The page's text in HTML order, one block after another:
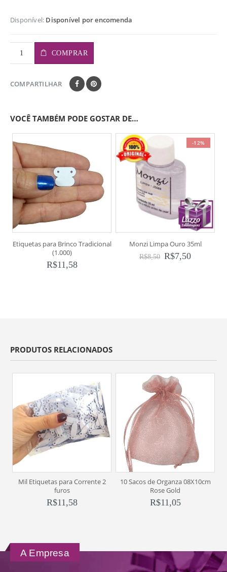
Disponível: Disponível por encomenda
COMPRAR
COMPARTILHAR
VOCÊ TAMBÉM PODE GOSTAR DE…
Etiquetas para Brinco Tradicional
(1.000)
R$11,58
-12%
Monzi Limpa Ouro 35ml
R$8,50 R$7,50
PRODUTOS RELACIONADOS
Mil Etiquetas para Corrente 2
furos
R$11,58
10 Sacos de Organza 08X10cm
Rose Gold
R$11,05
A Empresa